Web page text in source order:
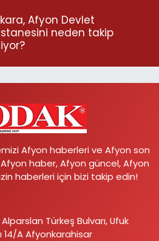
Afyon Devlet
neden takip
Afyon haberleri ve Afyon son
haber, Afyon güncel, Afyon
haberleri için bizi takip edin!
Türkeş Bulvarı, Ufuk
14/A Afyonkarahisar